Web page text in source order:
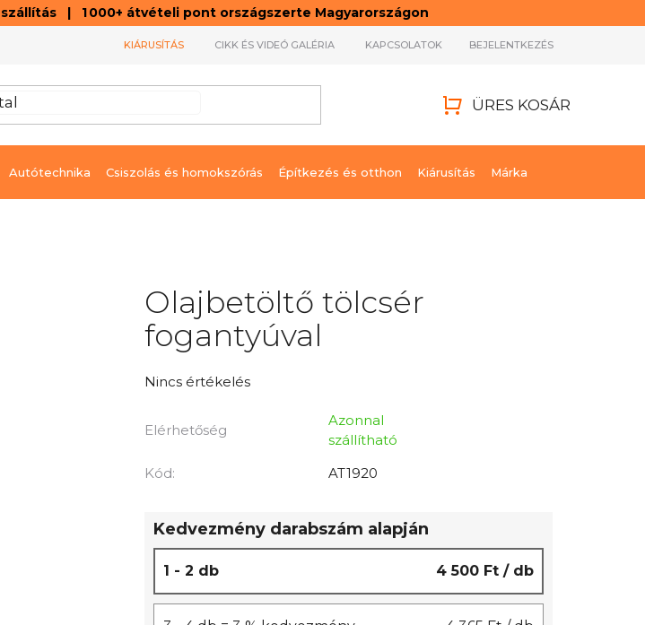
| 1 000+ átvételi pont országszerte Magyarországon
KIÁRUSÍTÁS CIKK ÉS VIDEÓ GALÉRIA KAPCSOLATOK BEJELENTKEZÉS
ÜRES KOSÁR
Autótechnika Csiszolás és homokszórás Építkezés és otthon Kiárusítás Márka
Olajbetöltő tölcsér
fogantyúval
A
átlagos
5-
csillag.
Nincs értékelés
Elérhetőség
Azonnal
szállítható
Kód:
AT1920
Kedvezmény darabszám alapján
1 - 2 db 4 500 Ft / db